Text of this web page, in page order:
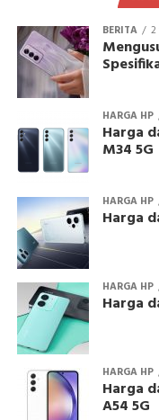
BERITA 2
HARGA HP
Harga
M34 5G
HARGA HP
Harga
HARGA HP
Harga
HARGA HP
Harga
A54 5G